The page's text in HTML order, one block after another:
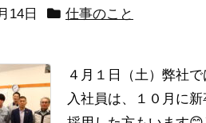
14日 仕事のこと
４月１日（土）弊社
入社員は、１０月に